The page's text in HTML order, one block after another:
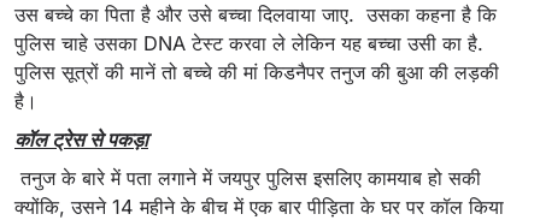
उस बच्चे का पिता है और उसे बच्चा दिलवाया जाए. उसका कहना है कि
पुलिस चाहे उसका DNA टेस्ट करवा ले लेकिन यह बच्चा उसी का है.
पुलिस सूत्रों की मानें तो बच्चे की मां किडनैपर तनुज की बुआ की लड़की
है।
कॉल ट्रेस से पकड़ा
तनुज के बारे में पता लगाने में जयपुर पुलिस इसलिए कामयाब हो सकी
क्योंकि, उसने 14 महीने के बीच में एक बार पीड़िता के घर पर कॉल किया